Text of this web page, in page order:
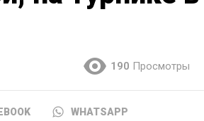
190 Просмотры
WHATSAPP